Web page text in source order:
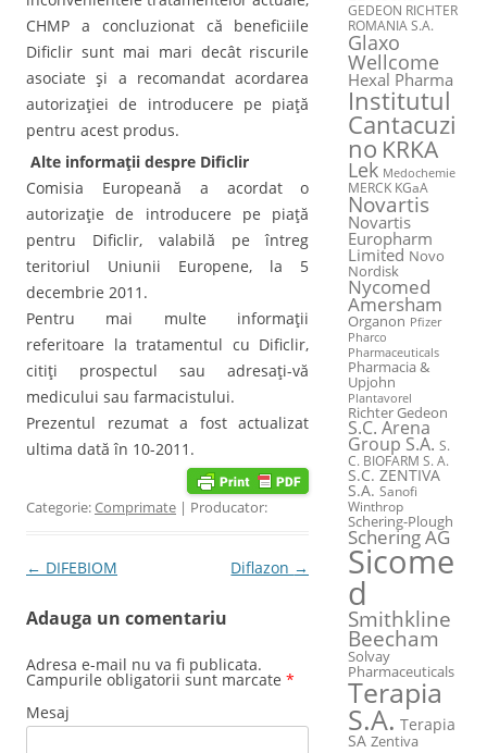
CHMP a concluzionat că beneficiile
Dificlir sunt mai mari decât riscurile
asociate şi a recomandat acordarea
autorizaţiei de introducere pe piaţă
pentru acest produs.
Alte informaţii despre Dificlir
Comisia Europeană a acordat o
autorizaţie de introducere pe piaţă
pentru Dificlir, valabilă pe întreg
teritoriul Uniunii Europene, la 5
decembrie 2011.
Pentru mai multe informaţii
referitoare la tratamentul cu Dificlir,
citiţi prospectul sau adresaţi-vă
medicului sau farmacistului.
Prezentul rezumat a fost actualizat
ultima dată în 10-2011.
Categorie:Comprimate | Producator:
Post navigation
← DIFEBIOM Diflazon →
Adauga un comentariu
Adresa e-mail nu va fi publicata.
Campurile obligatorii sunt marcate *
Mesaj
GEDEON RICHTER
ROMANIA S.A.
Glaxo
Wellcome
Hexal Pharma
Institutul
Cantacuzi
no KRKA
Lek Medochemie
MERCK KGaA
Novartis
Novartis
Europharm
Limited Novo
Nordisk
Nycomed
Amersham
Organon Pfizer
Pharco
Pharmaceuticals
Pharmacia &
Upjohn
Plantavorel
Richter Gedeon
S.C. Arena
Group S.A. S.
C. BIOFARM S. A.
S.C. ZENTIVA
S.A. Sanofi
Winthrop
Schering-Plough
Schering AG
Sicome
d
Smithkline
Beecham
Solvay
Pharmaceuticals
Terapia
S.A. Terapia
SA Zentiva